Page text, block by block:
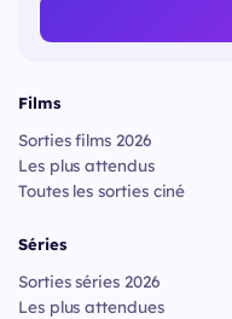
Films
Sorties films 2026
Les plus attendus
Toutes les sorties ciné
Séries
Sorties séries 2026
Les plus attendues